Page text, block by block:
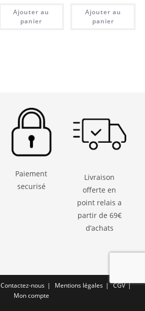
Ajouter au
panier
Ajouter au
panier
Paiement
securisé
Livraison
offerte en
point relais a
partir de 69€
d’achats
Contactez-nous Mentions légales
CGV
Mon compte